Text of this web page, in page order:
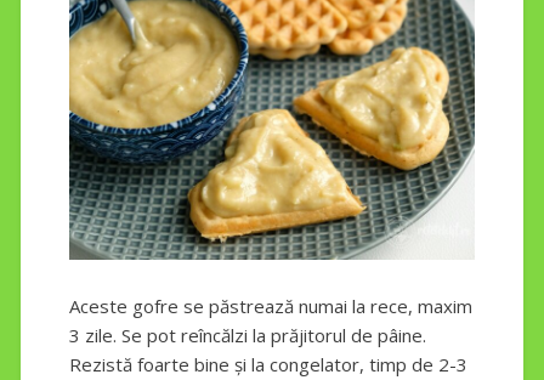
Aceste gofre se păstrează numai la rece, maxim
3 zile. Se pot reîncălzi la prăjitorul de pâine.
Rezistă foarte bine și la congelator, timp de 2-3